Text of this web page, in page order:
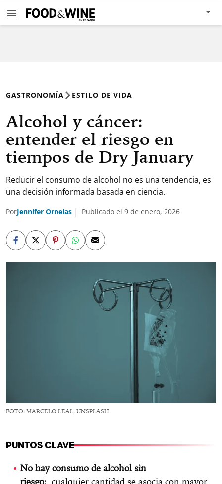
GASTRONOMÍA ESTILO DE VIDA
Alcohol y cáncer:
entender el riesgo en
tiempos de Dry January
Reducir el consumo de alcohol no es una tendencia, es
una decisión informada basada en ciencia.
PorJennifer Ornelas Publicado el 9 de enero, 2026
FOTO: MARCELO LEAL, UNSPLASH
PUNTOS CLAVE
No hay consumo de alcohol sin
riesgo: cualquier cantidad se asocia con mayor